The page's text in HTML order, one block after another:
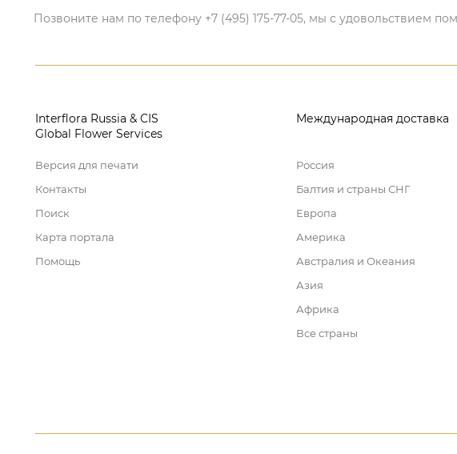
Позвоните нам по телефону +7 (495) 175-77-05, мы с удовольствием
Interflora Russia & CIS
Global Flower Services
Версия для печати
Контакты
Поиск
Карта портала
Помощь
Международная доставка
Россия
Балтия и страны СНГ
Европа
Америка
Австралия и Океания
Азия
Африка
Все страны